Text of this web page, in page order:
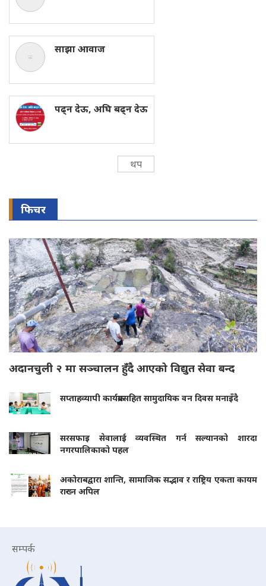
साझा आवाज
पढ्न देऊ, अघि बढ्न देऊ
थप
फिचर
अदानचुली २ मा सञ्चालन हुँदै आएको विद्युत सेवा बन्द
सप्ताहव्यापी कार्यक्रमसहित सामुदायिक वन दिवस मनाइँदै
सरसफाइ सेवालाई व्यवस्थित गर्न सल्यानको शारदा
नगरपालिकाको पहल
अकोराबद्वारा शान्ति, सामाजिक सद्भाव र राष्ट्रिय एकता कायम
राख्न अपिल
सम्पर्क